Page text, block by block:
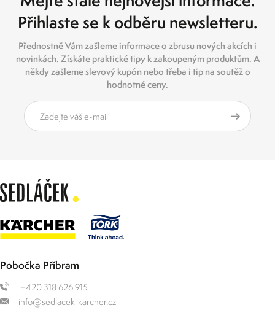
Přihlaste se k odběru newsletteru.
Přednostně Vám zašleme informace o zbrusu nových akcích i
novinkách. Získáte praktické tipy k zakoupeným produktům. A
někdy zašleme slevový kupón nebo třeba i tip na soutěž o
hodnotné ceny.
Pobočka Příbram
+420 318 626 915
info@sedlacek-karcher.cz